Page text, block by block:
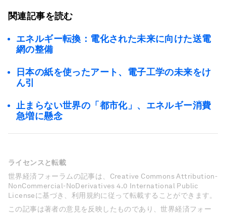
関連記事を読む
エネルギー転換：電化された未来に向けた送電
網の整備
日本の紙を使ったアート、電子工学の未来をけ
ん引
止まらない世界の「都市化」、エネルギー消費
急増に懸念
ライセンスと転載
世界経済フォーラムの記事は、Creative Commons Attribution-
NonCommercial-NoDerivatives 4.0 International Public
Licenseに基づき、利用規約に従って転載することができます。
この記事は著者の意見を反映したものであり、世界経済フォー